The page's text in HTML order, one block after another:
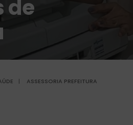
de
|
ASSESSORIA PREFEITURA